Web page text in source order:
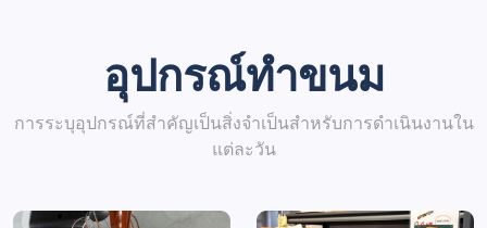
อุปกรณ์ทำขนม
การระบุอุปกรณ์ที่สำคัญเป็นสิ่งจำเป็นสำหรับการดำเนินงานใน
แต่ละวัน